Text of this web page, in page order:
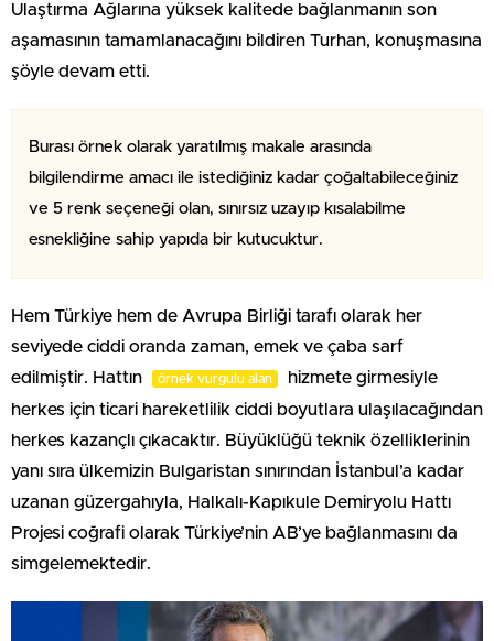
Ulaştırma Ağlarına yüksek kalitede bağlanmanın son
aşamasının tamamlanacağını bildiren Turhan, konuşmasına
şöyle devam etti.
Burası örnek olarak yaratılmış makale arasında
bilgilendirme amacı ile istediğiniz kadar çoğaltabileceğiniz
ve 5 renk seçeneği olan, sınırsız uzayıp kısalabilme
esnekliğine sahip yapıda bir kutucuktur.
Hem Türkiye hem de Avrupa Birliği tarafı olarak her
seviyede ciddi oranda zaman, emek ve çaba sarf
edilmiştir. Hattın
örnek vurgulu alan
hizmete girmesiyle
herkes için ticari hareketlilik ciddi boyutlara ulaşılacağından
herkes kazançlı çıkacaktır. Büyüklüğü teknik özelliklerinin
yanı sıra ülkemizin Bulgaristan sınırından İstanbul’a kadar
uzanan güzergahıyla, Halkalı-Kapıkule Demiryolu Hattı
Projesi coğrafi olarak Türkiye’nin AB’ye bağlanmasını da
simgelemektedir.